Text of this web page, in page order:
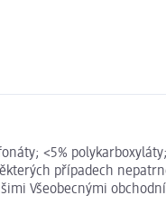
<5%
případech
Všeobecnými